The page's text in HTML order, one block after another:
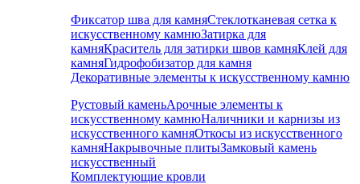
Фиксатор шва для камняСтеклотканевая сетка к
искусственному камнюЗатирка для
камняКраситель для затирки швов камняКлей для
камняГидрофобизатор для камня
Декоративные элементы к искусственному камню
Рустовый каменьАрочные элементы к
искусственному камнюНаличники и карнизы из
искусственного камняОткосы из искусственного
камняНакрывочные плитыЗамковый камень
искусственный
Комплектующие кровли